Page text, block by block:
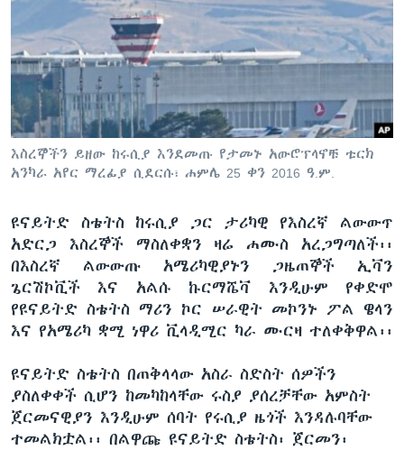
ቋንቋዎች
እስረኞችን ይዘው ከሩሲያ እንደመጡ የታመኑ አውሮፕላኖቹ ቱርክ
አንካራ አየር ማረፊያ ሲደርሱ፣ ሐምሌ 25 ቀን 2016 ዓ.ም.
ዩናይትድ ስቴትስ ከሩሲያ ጋር ታሪካዊ የእስረኛ ልውውጥ
አድርጋ እስረኞች ማስለቀቋን ዛሬ ሐሙስ አረጋግጣለች፡፡
በእስረኛ ልውውጡ አሜሪካዊያኑን ጋዜጠኞች ኢቫን
ጌርሽኮቪች እና አልሱ ኩርማሼቫ እንዲሁም የቀድሞ
የዩናይትድ ስቴትስ ማሪን ኮር ሠራዊት መኮንኑ ፖል ዌላን
እና የአሜሪካ ቋሚ ነዋሪ ቪላዲሚር ካራ ሙርዛ ተለቀቅዋል፡፡
ዩናይትድ ስቴትስ በጠቅላላው አስራ ስድስት ሰዎችን
ያስለቀቀች ሲሆን ከመካከላቸው ሩስያ ያሰረቻቸው አምስት
ጀርመናዊያን እንዲሁም ሰባት የሩሲያ ዜጎች እንዳሉባቸው
ተመልክቷል፡፡ በልዋጩ ዩናይትድ ስቴትስ፡ ጀርመን፡